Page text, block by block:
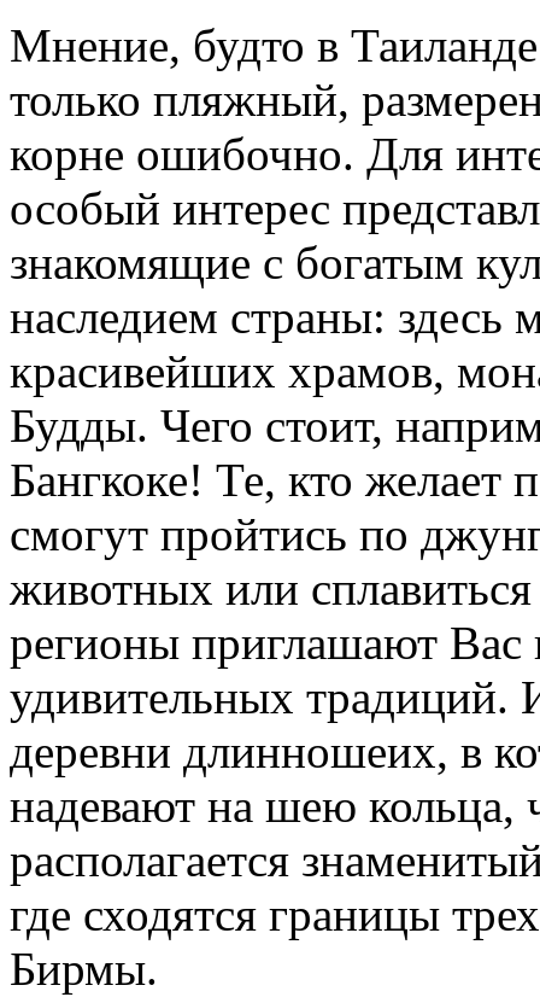
Мнение, будто в
только пляжный,
корне ошибочно. Для
особый интерес
знакомящие с богатым
наследием страны: здесь
красивейших храмов,
Будды. Чего стоит,
Бангкоке! Те, кто желает
смогут пройтись по
животных или
регионы приглашают Вас
удивительных традиций.
деревни длинношеих, в
надевают на шею кольца,
располагается
где сходятся границы
Бирмы.